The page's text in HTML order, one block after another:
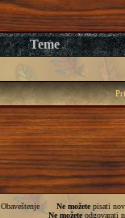
Teme
Obaveštenje
Ne možetepisati
Ne možeteodgovarati